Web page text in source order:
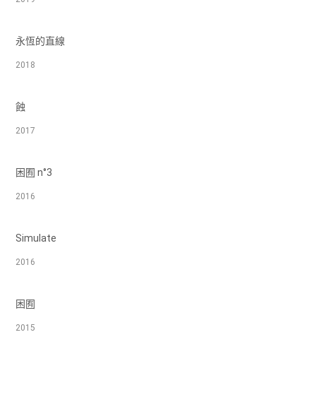
永恆的直線
2018
蝕
2017
困囿 n°3
2016
Simulate
2016
困囿
2015